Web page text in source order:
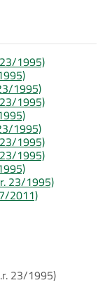
1995)
1995)
1995)
1995)
1995)
1995)
23/1995)
2011)
23/1995)